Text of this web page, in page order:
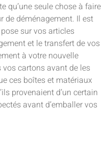
qu’une seule chose à faire
de déménagement. Il est
sur vos articles
et le transfert de vos
à votre nouvelle
cartons avant de les
ces boîtes et matériaux
provenaient d’un certain
avant d’emballer vos